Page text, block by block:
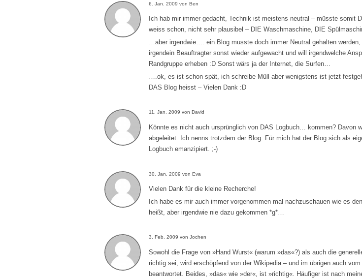
6. Jan. 2009 von Ben
Ich hab mir immer gedacht, Technik ist meistens neutral – müsste somit
weiss schon, nicht sehr plausibel – DIE Waschmaschine, DIE
…aber irgendwie…. ein Blog musste doch immer Neutral gehalten
irgendein Beauftragter sonst wieder aufgewacht und will irgendwelche
Randgruppe erheben :D Sonst wärs ja der Internet, die Surfen…
….ok, es ist schon spät, ich schreibe Müll aber wenigstens ist jetzt
DAS Blog heisst – Vielen Dank :D
11. Jan. 2009 von David
Könnte es nicht auch ursprünglich von DAS Logbuch… kommen? Davon
abgeleitet. Ich nenns trotzdem der Blog. Für mich hat der Blog sich als
Logbuch emanzipiert. ;-)
30. Jan. 2009 von Eva
Vielen Dank für die kleine Recherche!
Ich habe es mir auch immer vorgenommen mal nachzuschauen wie es
heißt, aber irgendwie nie dazu gekommen *g*…
3. Feb. 2009 von Jochen
Sowohl die Frage von »Hand Wurst« (warum »das«?) als auch die
richtig sei, wird erschöpfend von der Wikipedia – und im übrigen auch vom
beantwortet. Beides, »das« wie »der«, ist »richtig«. Häufiger ist nach